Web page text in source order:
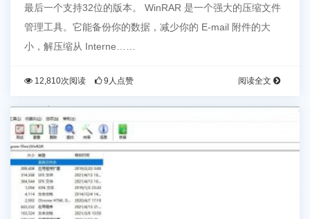
最后一个支持32位的版本。 WinRAR 是一个强大的压缩文件
管理工具。它能备份你的数据，减少你的 E-mail 附件的大
小，解压缩从 Interne……
12,810次阅读 9人点赞 阅读全文